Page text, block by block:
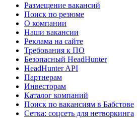
Размещение вакансий
Поиск по резюме
О компании
Наши вакансии
Реклама на сайте
Требования к ПО
Безопасный HeadHunter
HeadHunter API
Партнерам
Инвесторам
Каталог компаний
Поиск по вакансиям в Бабстове
Сетка: соцсеть для нетворкинга